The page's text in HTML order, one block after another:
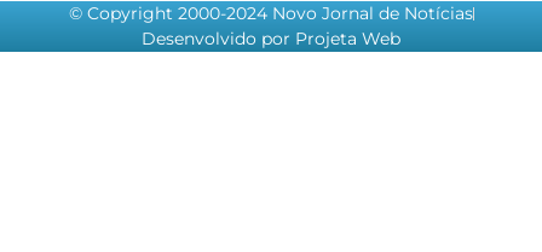
© Copyright 2000-2024 Novo Jornal de Notícias
Desenvolvido por Projeta Web